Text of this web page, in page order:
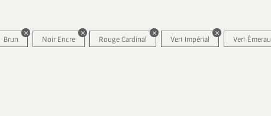
Brun Noir Encre Rouge Cardinal Vert Impérial Vert